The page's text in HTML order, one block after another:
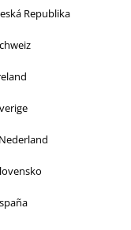
Republika
Abbigliamento
T-shirt
Classics